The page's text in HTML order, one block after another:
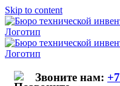
Skip to content
Звоните нам: